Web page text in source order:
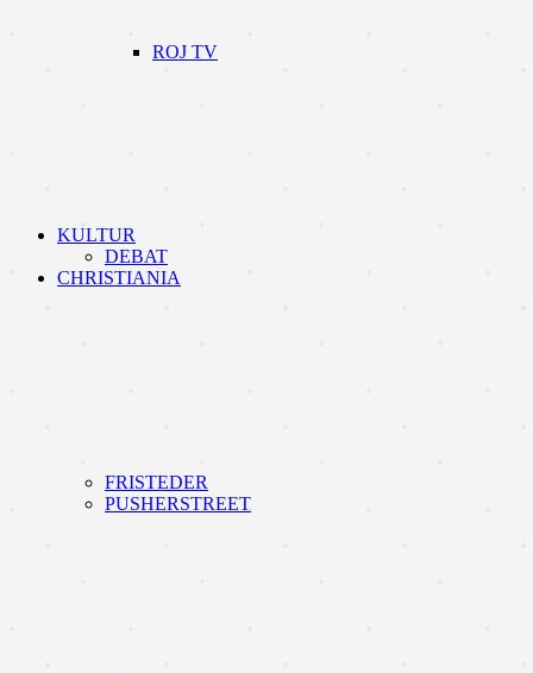
ROJ TV
KULTUR
DEBAT
CHRISTIANIA
FRISTEDER
PUSHERSTREET